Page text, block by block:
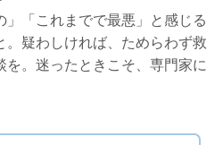
」「これまでで最悪」と感じる
。疑わしければ、ためらわず救
を。迷ったときこそ、専門家に